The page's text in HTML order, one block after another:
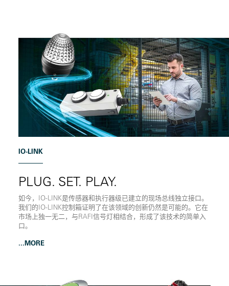
IO-LINK
PLUG. SET. PLAY.
如今，IO-LINK是传感器和执行器级已建立的现场总线独立接口。
我们的IO-LINK控制箱证明了在该领域的创新仍然是可能的。它在
市场上独一无二，与RAFI信号灯相结合，形成了该技术的简单入
口。
...MORE